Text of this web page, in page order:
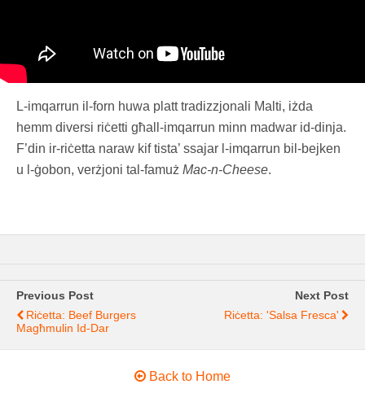
L-imqarrun il-forn huwa platt tradizzjonali Malti, iżda
hemm diversi riċetti għall-imqarrun minn madwar id-dinja.
F’din ir-riċetta naraw kif tista’ ssajar l-imqarrun bil-bejken
u l-ġobon, verżjoni tal-famuż Mac-n-Cheese.
Previous Post
Riċetta: Beef Burgers
Magħmulin Id-Dar
Next Post
Riċetta: 'Salsa Fresca'
Back to Home